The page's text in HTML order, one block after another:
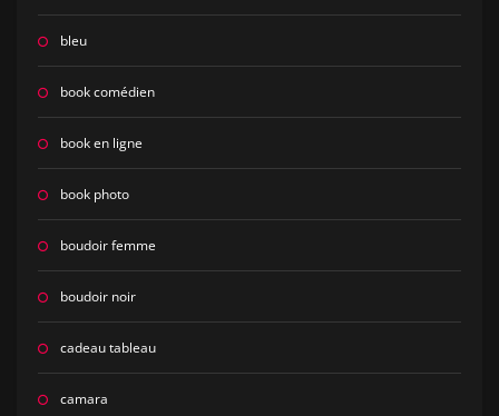
bleu
book comédien
book en ligne
book photo
boudoir femme
boudoir noir
cadeau tableau
camara